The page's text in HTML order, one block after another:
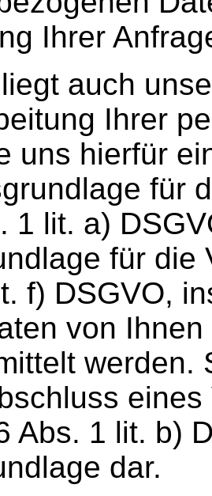
Ihrer
auch
Ihrer
uns hierfür
für
1 lit. a)
für die
f) DSGVO,
von
werden.
Abs. 1 lit. b)
dar.